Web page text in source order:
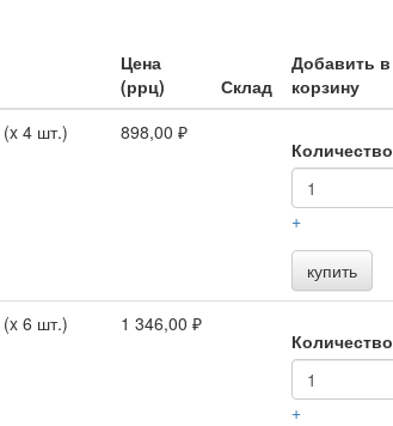
Цена
(ррц)
Склад
Добавить в
корзину
4 шт.)
898,00 ₽
Количество
+
купить
6 шт.)
1 346,00 ₽
Количество
+